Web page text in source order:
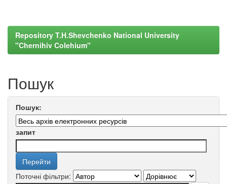
Repository T.H.Shevchenko National University
"Chernihiv Colehium"
Пошук
Пошук:
запит
Поточні фільтри: